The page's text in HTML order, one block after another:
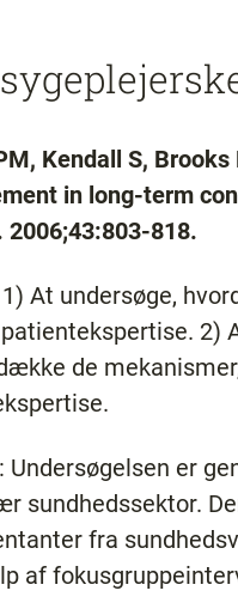
Kendall S,
in long-term
2006;43:803-818.
At undersøge,
2)
de
: Undersøgelsen er
sundhedssektor.
fra
af